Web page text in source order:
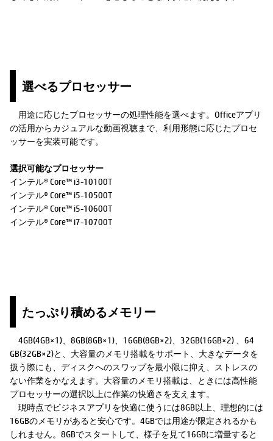
選べるプロセッサー
用途に応じたプロセッサーの処理性能を選べます。Officeアプリ
の活用からカジュアルな動画視聴まで、利用形態に応じたプロセ
ッサーを実装可能です。
選択可能なプロセッサー
インテル® Core™ i3-10100T
インテル® Core™ i5-10500T
インテル® Core™ i5-10600T
インテル® Core™ i7-10700T
たっぷり積めるメモリー
4GB(4GB×1)、8GB(8GB×1)、16GB(8GB×2)、32GB(16GB×2) 、64
GB(32GB×2)と、大容量のメモリ搭載をサポート、大きなデータを
扱う際にも、ディスクへのスワップを最小限に抑え、ストレスの
ない作業をかなえます。大容量のメモリ搭載は、ときには高性能
プロセッサーの選択以上に作業の快適さを支えます。
現時点でビジネスアプリを快適に使うには8GB以上、理想的には
16GBのメモリがあると安心です。4GBでは用途が限定されるかも
しれません。8GBでスタートして、様子を見て16GBに増量すると